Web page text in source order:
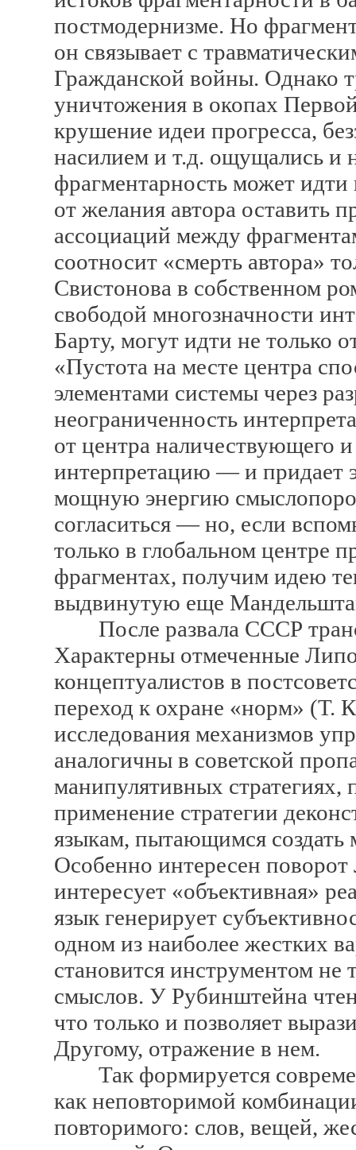
постмодернизме. Но
он связывает с
Гражданской войны. Однако
уничтожения в окопах
крушение идеи прогресса,
насилием и т.д. ощущались и
фрагментарность может идти
от желания автора оставить
ассоциаций между
соотносит «смерть автора»
Свистонова в собственном
свободой многозначности
Барту, могут идти не только
«Пустота на месте центра
элементами системы через
неограниченность
от центра наличествующего
интерпретацию — и придает
мощную энергию
согласиться — но, если
только в глобальном центре
фрагментах, получим идею
выдвинутую еще
После развала СССР
Характерны отмеченные
концептуалистов в
переход к охране «норм» (Т.
исследования механизмов
аналогичны в советской
манипулятивных
применение стратегии
языкам, пытающимся
Особенно интересен
интересует «объективная»
язык генерирует
одном из наиболее жестких
становится инструментом не
смыслов. У Рубинштейна
что только и позволяет
Другому, отражение в нем.
Так формируется
как неповторимой
повторимого: слов, вещей,